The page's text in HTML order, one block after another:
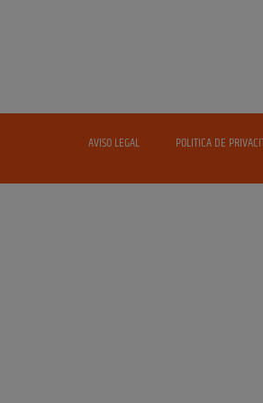
AVISO LEGAL POLITICA DE